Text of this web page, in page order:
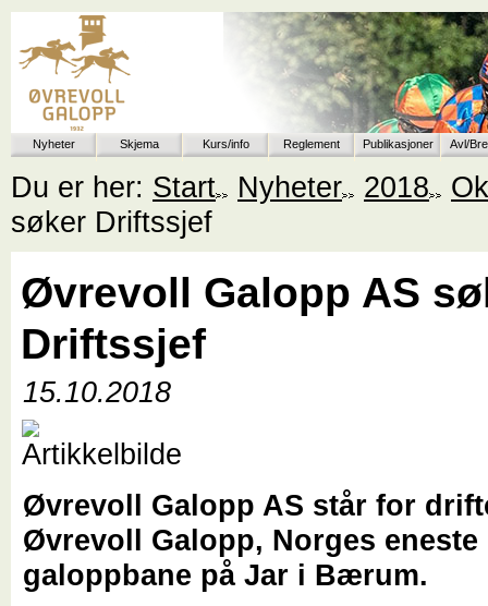
Nyheter Skjema Kurs/info Reglement Publikasjoner Avl/
Du er her: Start Nyheter 2018
søker Driftssjef
Øvrevoll Galopp AS
Driftssjef
15.10.2018
Øvrevoll Galopp AS står for
Øvrevoll Galopp, Norges eneste
galoppbane på Jar i Bærum.